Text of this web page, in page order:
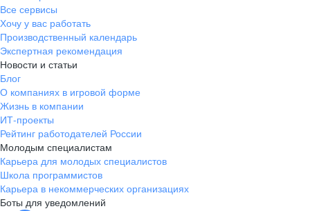
Все сервисы
Хочу у вас работать
Производственный календарь
Экспертная рекомендация
Новости и статьи
Блог
О компаниях в игровой форме
Жизнь в компании
ИТ-проекты
Рейтинг работодателей России
Молодым специалистам
Карьера для молодых специалистов
Школа программистов
Карьера в некоммерческих организациях
Боты для уведомлений